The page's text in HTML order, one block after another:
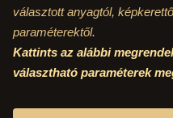
választott anyagtól,
paraméterektől.
Kattints az alábbi
választható paraméterek